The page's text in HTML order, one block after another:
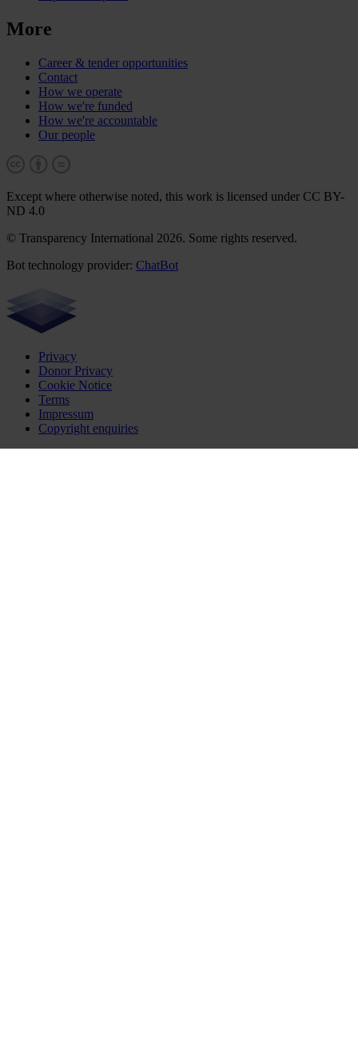
More
Career & tender opportunities
Contact
How we operate
How we're funded
How we're accountable
Our people
Except where otherwise noted, this work is licensed under CC BY-
ND 4.0
© Transparency International 2026. Some rights reserved.
Bot technology provider: ChatBot
Privacy
Donor Privacy
Cookie Notice
Terms
Impressum
Copyright enquiries